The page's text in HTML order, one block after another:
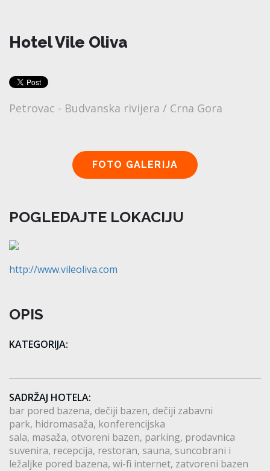
Hotel Vile Oliva
Petrovac - Budvanska rivijera / Crna Gora
POGLEDAJTE LOKACIJU
http://www.vileoliva.com
OPIS
KATEGORIJA:
SADRŽAJ HOTELA:
bar pored bazena dečiji bazen dečiji zabavni
park hidromasaža konferencijska
sala masaža otvoreni bazen parking prodavnica
suvenira recepcija restoran sauna suncobrani i
ležaljke pored bazena wi-fi internet zatvoreni bazen